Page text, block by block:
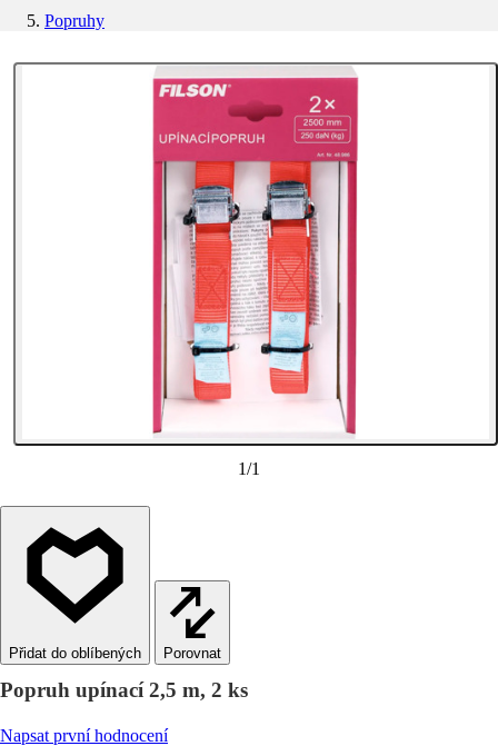
Popruhy
1/1
Porovnat
Popruh upínací 2,5 m, 2 ks
Napsat první hodnocení